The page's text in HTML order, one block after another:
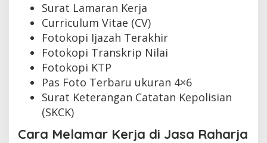
Surat Lamaran Kerja
Curriculum Vitae (CV)
Fotokopi Ijazah Terakhir
Fotokopi Transkrip Nilai
Fotokopi KTP
Pas Foto Terbaru ukuran 4×6
Surat Keterangan Catatan Kepolisian
(SKCK)
Cara Melamar Kerja di Jasa Raharja